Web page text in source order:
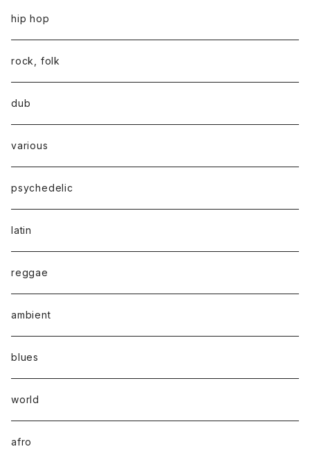
hip hop
rock, folk
dub
various
psychedelic
latin
reggae
ambient
blues
world
afro